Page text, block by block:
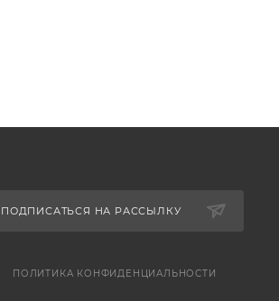
ПОДПИСАТЬСЯ НА РАССЫЛКУ
ПОЛИТИКА КОНФИДЕНЦИАЛЬНОСТИ